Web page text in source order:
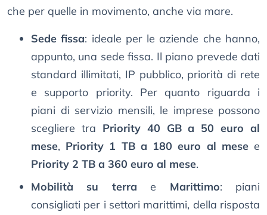
che per quelle in movimento, anche via mare.
Sede fissa: ideale per le aziende che hanno,
appunto, una sede fissa. Il piano prevede dati
standard illimitati, IP pubblico, priorità di rete
e supporto priority. Per quanto riguarda i
piani di servizio mensili, le imprese possono
scegliere tra Priority 40 GB a 50 euro al
mese, Priority 1 TB a 180 euro al mesee
Priority 2 TB a 360 euro al mese.
Mobilità su terra e Marittimo: piani
consigliati per i settori marittimi, della risposta